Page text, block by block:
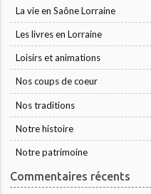
La vie en Saône Lorraine
Les livres en Lorraine
Loisirs et animations
Nos coups de coeur
Nos traditions
Notre histoire
Notre patrimoine
Commentaires récents